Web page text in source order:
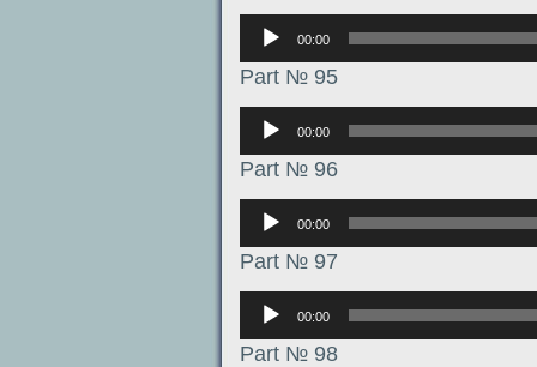
Аудиоплеер
00:00
Part № 95
Аудиоплеер
00:00
Part № 96
Аудиоплеер
00:00
Part № 97
Аудиоплеер
00:00
Part № 98